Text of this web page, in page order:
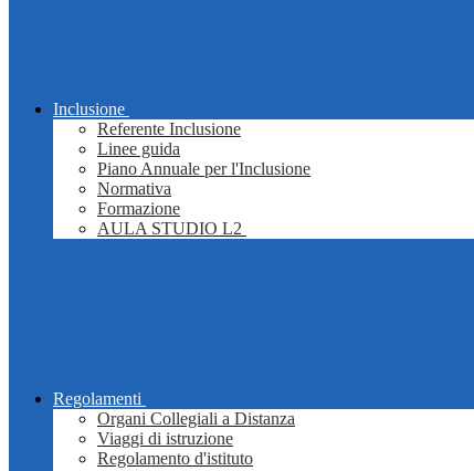
Inclusione
Referente Inclusione
Linee guida
Piano Annuale per l'Inclusione
Normativa
Formazione
AULA STUDIO L2
Regolamenti
Organi Collegiali a Distanza
Viaggi di istruzione
Regolamento d'istituto